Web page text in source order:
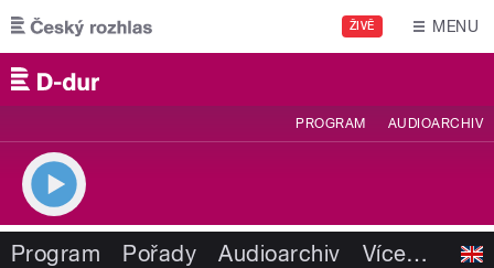
Přejít k hlavnímu obsahu
ŽIVĚ MENU
PROGRAM AUDIOARCHIV
Program Pořady Audioarchiv Více…